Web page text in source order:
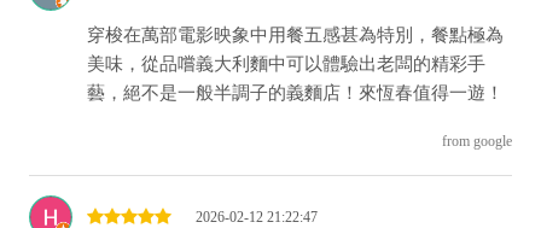
穿梭在萬部電影映象中用餐五感甚為特別，餐點極為
美味，從品嚐義大利麵中可以體驗出老闆的精彩手
藝，絕不是一般半調子的義麵店！來恆春值得一遊！
from google
2026-02-12 21:22:47